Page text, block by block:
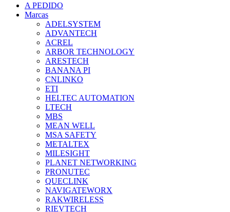
A PEDIDO
Marcas
ADELSYSTEM
ADVANTECH
ACREL
ARBOR TECHNOLOGY
ARESTECH
BANANA PI
CNLINKO
ETI
HELTEC AUTOMATION
LTECH
MBS
MEAN WELL
MSA SAFETY
METALTEX
MILESIGHT
PLANET NETWORKING
PRONUTEC
QUECLINK
NAVIGATEWORX
RAKWIRELESS
RIEVTECH